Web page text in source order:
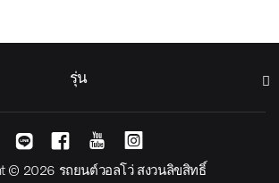
รุ่น
© 2026 รถยนต์วอลโว่ สงวนลิขสิทธิ์